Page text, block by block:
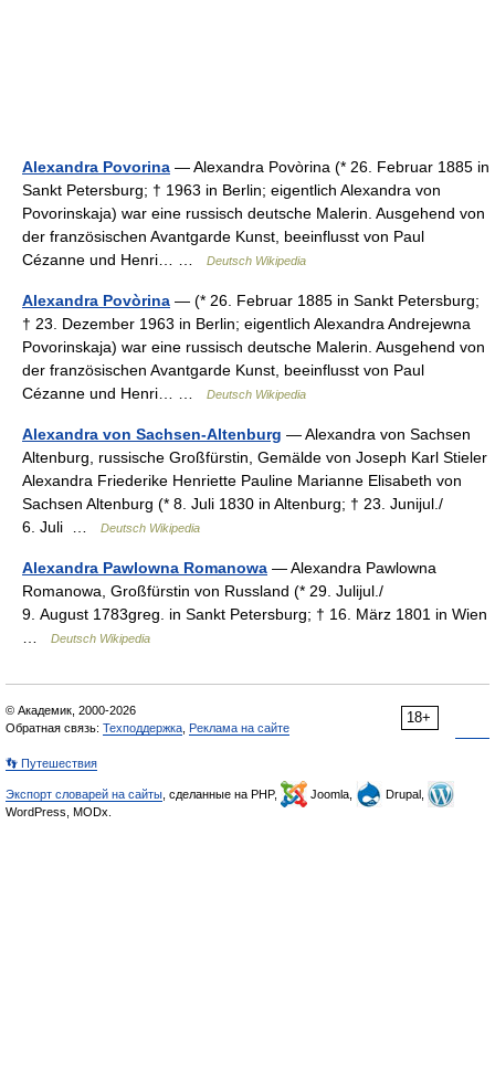
Alexandra Povorina — Alexandra Povòrina (* 26. Februar 1885 in
Sankt Petersburg; † 1963 in Berlin; eigentlich Alexandra von
Povorinskaja) war eine russisch deutsche Malerin. Ausgehend von
der französischen Avantgarde Kunst, beeinflusst von Paul
Cézanne und Henri… …
Deutsch Wikipedia
Alexandra Povòrina — (* 26. Februar 1885 in Sankt Petersburg;
† 23. Dezember 1963 in Berlin; eigentlich Alexandra Andrejewna
Povorinskaja) war eine russisch deutsche Malerin. Ausgehend von
der französischen Avantgarde Kunst, beeinflusst von Paul
Cézanne und Henri… …
Deutsch Wikipedia
Alexandra von Sachsen-Altenburg — Alexandra von Sachsen
Altenburg, russische Großfürstin, Gemälde von Joseph Karl Stieler
Alexandra Friederike Henriette Pauline Marianne Elisabeth von
Sachsen Altenburg (* 8. Juli 1830 in Altenburg; † 23. Junijul./
6. Juli …
Deutsch Wikipedia
Alexandra Pawlowna Romanowa — Alexandra Pawlowna
Romanowa, Großfürstin von Russland (* 29. Julijul./
9. August 1783greg. in Sankt Petersburg; † 16. März 1801 in Wien
Deutsch Wikipedia
18+
© Академик, 2000-2026
Обратная связь: Техподдержка Реклама на сайте
👣 Путешествия
Экспорт словарей на сайты , сделанные на PHP, Joomla,
Drupal,
WordPress, MODx.